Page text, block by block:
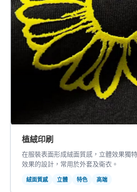
植絨印刷
在服裝表面形成絨面質感，立體效果獨
效果的設計，常用於外套及衛衣。
絨面質感 立體 特色 高端